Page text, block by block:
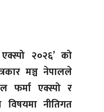
२०२६’ को
मञ्च नेपालले
फर्मा एक्स्पो र
विषयमा नीतिगत